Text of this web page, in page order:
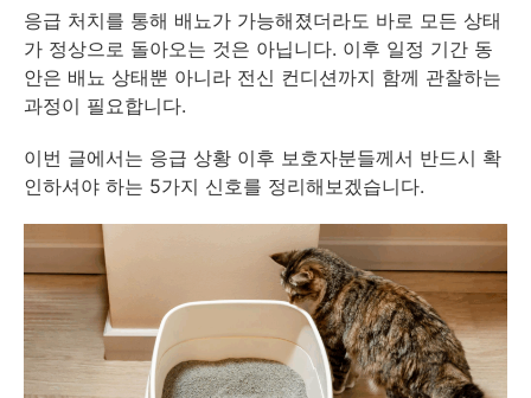
응급 처치를 통해 배뇨가 가능해졌더라도 바로 모든 상태
가 정상으로 돌아오는 것은 아닙니다. 이후 일정 기간 동
안은 배뇨 상태뿐 아니라 전신 컨디션까지 함께 관찰하는
과정이 필요합니다.
이번 글에서는 응급 상황 이후 보호자분들께서 반드시 확
인하셔야 하는 5가지 신호를 정리해보겠습니다.